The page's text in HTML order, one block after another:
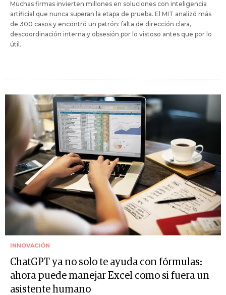
Muchas firmas invierten millones en soluciones con inteligencia
artificial que nunca superan la etapa de prueba. El MIT analizó más
de 300 casos y encontró un patrón: falta de dirección clara,
descoordinación interna y obsesión por lo vistoso antes que por lo
útil.
INNOVACIÓN
ChatGPT ya no solo te ayuda con fórmulas:
ahora puede manejar Excel como si fuera un
asistente humano